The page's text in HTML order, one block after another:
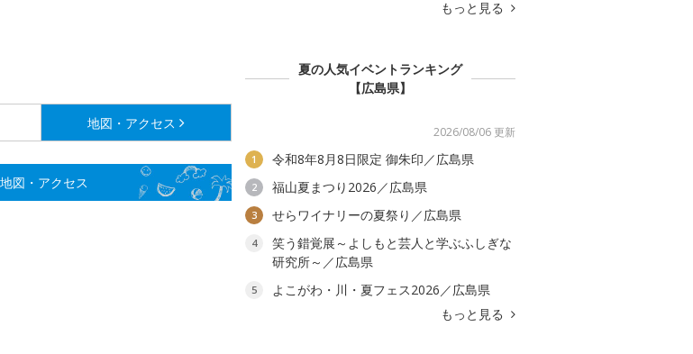
地図・アクセス
図・アクセス
もっと見る
夏の人気イベントランキング
【広島県】
2026/08/06 更新
1 令和8年8月8日限定 御朱印／広島県
2 福山夏まつり2026／広島県
3 せらワイナリーの夏祭り／広島県
4
笑う錯覚展～よしもと芸人と学ぶふしぎな
研究所～／広島県
5
よこがわ・川・夏フェス2026／広島県
もっと見る